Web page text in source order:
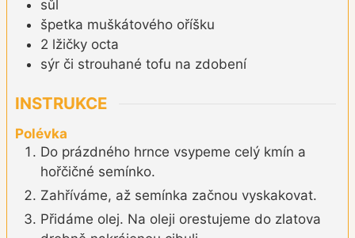
sůl
špetka muškátového oříšku
2 lžičky octa
sýr či strouhané tofu na zdobení
INSTRUKCE
Polévka
Do prázdného hrnce vsypeme celý kmín a
hořčičné semínko.
Zahříváme, až semínka začnou vyskakovat.
Přidáme olej. Na oleji orestujeme do zlatova